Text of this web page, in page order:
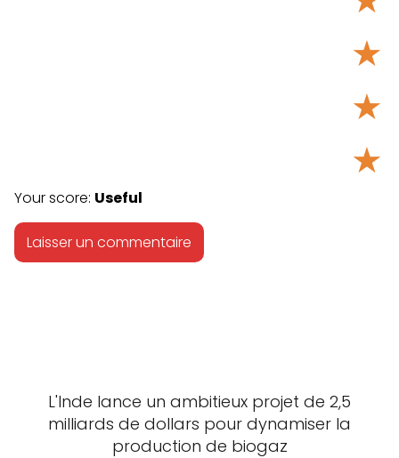
★
★
★
Your score: Useful
L'Inde lance un ambitieux projet de 2,5
milliards de dollars pour dynamiser la
production de biogaz